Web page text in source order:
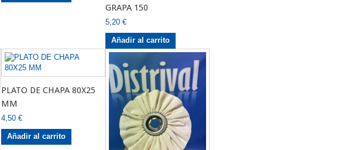
GRAPA 150
5,20 €
Añadir al carrito
PLATO DE CHAPA 80X25
MM
4,50 €
Añadir al carrito